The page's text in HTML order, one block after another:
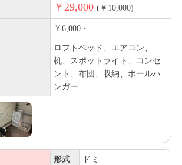
￥29,000 (￥10,000)
￥6,000・
ロフトベッド、エアコン、
机、スポットライト、コンセ
ント、布団、収納、ポールハ
ンガー
形式 ドミ